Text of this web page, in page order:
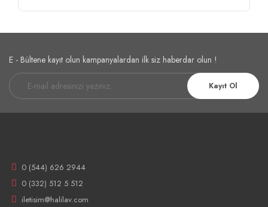
E - Bültene kayıt olun kampanyalardan ilk siz haberdar olun !
Kayıt Ol
0 (544) 626 2944
0 (332) 512 5 512
iletisim@halilav.com